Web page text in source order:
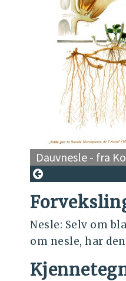
Dauvnesle - fra
Nesle: Selv om
om nesle, har